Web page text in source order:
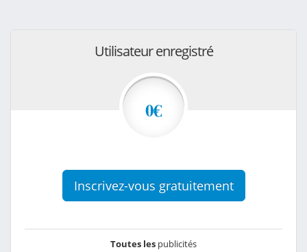
Utilisateur enregistré
0€
Inscrivez-vous gratuitement
Toutes les publicités